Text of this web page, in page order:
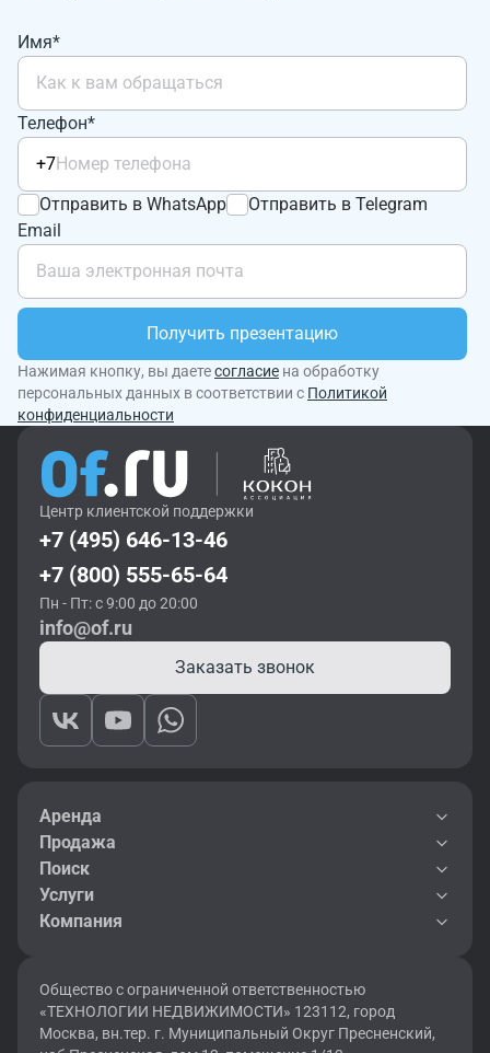
Имя*
Телефон*
+7
Отправить в WhatsApp
Отправить в Telegram
Email
Получить презентацию
Нажимая кнопку, вы даетесогласие на обработку
персональных данных в соответствии с Политикой
конфиденциальности
Центр клиентской поддержки
+7 (495) 646-13-46
+7 (800) 555-65-64
Пн - Пт: с 9:00 до 20:00
info@of.ru
Заказать звонок
Аренда
Продажа
Поиск
Услуги
Компания
Общество с ограниченной ответственностью
«ТЕХНОЛОГИИ НЕДВИЖИМОСТИ» 123112, город
Москва, вн.тер. г. Муниципальный Округ Пресненский,